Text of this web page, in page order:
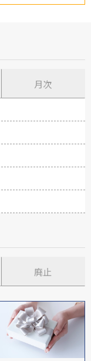
月次
廃止